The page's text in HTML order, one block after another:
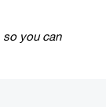
so you can